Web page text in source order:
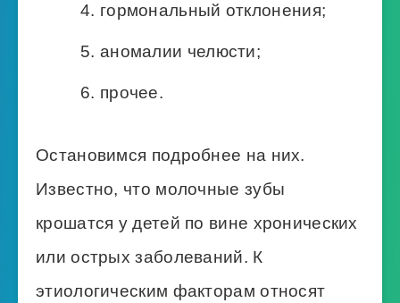
гормональный отклонения;
аномалии челюсти;
прочее.
Остановимся подробнее на них.
Известно, что молочные зубы
крошатся у детей по вине хронических
или острых заболеваний. К
этиологическим факторам относят